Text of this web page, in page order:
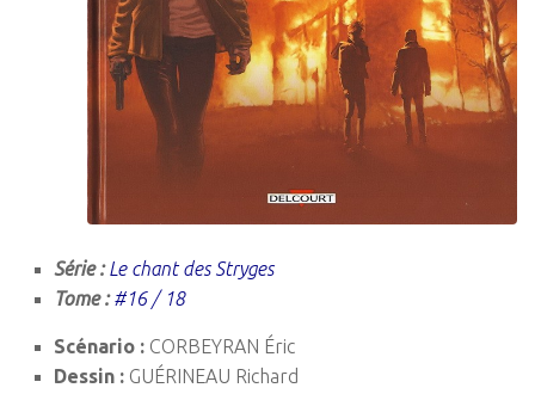
Série : Le chant des Stryges
Tome :#16 / 18
Scénario : CORBEYRAN Éric
Dessin : GUÉRINEAU Richard